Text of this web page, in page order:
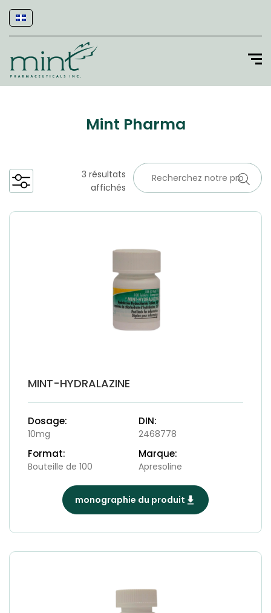
Mint Pharma
3 résultats
affichés
MINT-HYDRALAZINE
Dosage:
10mg
DIN:
2468778
Format:
Bouteille de 100
Marque:
Apresoline
monographie du produit